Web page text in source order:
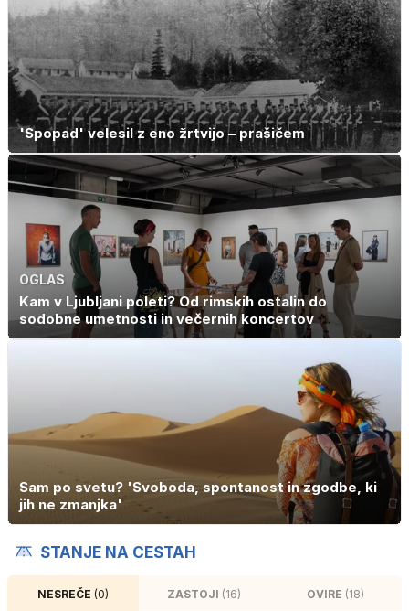
'Spopad' velesil z eno žrtvijo – prašičem
OGLAS
Kam v Ljubljani poleti? Od rimskih ostalin do
sodobne umetnosti in večernih koncertov
Sam po svetu? 'Svoboda, spontanost in zgodbe, ki
jih ne zmanjka'
STANJE NA CESTAH
NESREČE (0) ZASTOJI (16) OVIRE (18)